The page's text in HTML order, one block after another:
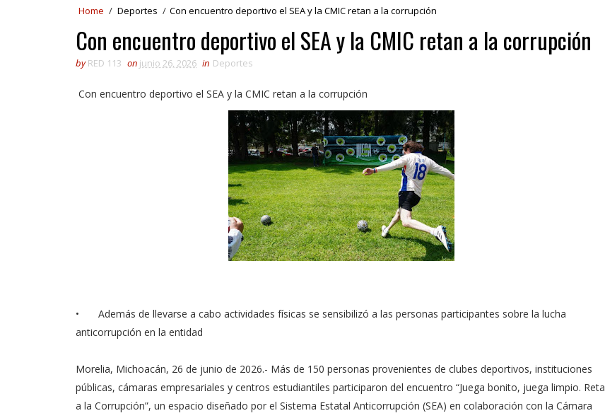
Home / Deportes / Con encuentro deportivo el SEA y la CMIC retan a la corrupción
Con encuentro deportivo el SEA y la CMIC retan a la corrupción
by RED 113 on junio 26, 2026 in Deportes
Con encuentro deportivo el SEA y la CMIC retan a la corrupción
•
Además de llevarse a cabo actividades físicas se sensibilizó a las personas participantes sobre la lucha
anticorrupción en la entidad
Morelia, Michoacán, 26 de junio de 2026.- Más de 150 personas provenientes de clubes deportivos, instituciones
públicas, cámaras empresariales y centros estudiantiles participaron del encuentro “Juega bonito, juega limpio. Reta
a la Corrupción”, un espacio diseñado por el Sistema Estatal Anticorrupción (SEA) en colaboración con la Cámara